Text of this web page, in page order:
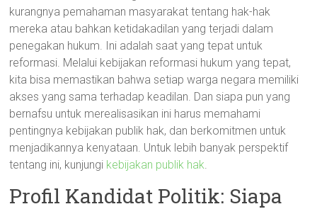
kurangnya pemahaman masyarakat tentang hak-hak
mereka atau bahkan ketidakadilan yang terjadi dalam
penegakan hukum. Ini adalah saat yang tepat untuk
reformasi. Melalui kebijakan reformasi hukum yang tepat,
kita bisa memastikan bahwa setiap warga negara memiliki
akses yang sama terhadap keadilan. Dan siapa pun yang
bernafsu untuk merealisasikan ini harus memahami
pentingnya kebijakan publik hak, dan berkomitmen untuk
menjadikannya kenyataan. Untuk lebih banyak perspektif
tentang ini, kunjungi kebijakan publik hak.
Profil Kandidat Politik: Siapa